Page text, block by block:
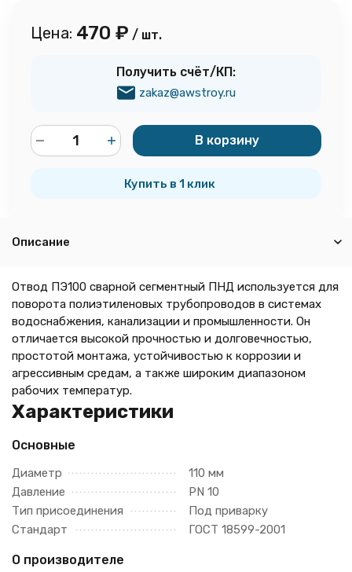
Цена: 470 ₽ / шт.
Получить счёт/КП:
zakaz@awstroy.ru
В корзину
Купить в 1 клик
Описание
Отвод ПЭ100 сварной сегментный ПНД используется для
поворота полиэтиленовых трубопроводов в системах
водоснабжения, канализации и промышленности. Он
отличается высокой прочностью и долговечностью,
простотой монтажа, устойчивостью к коррозии и
агрессивным средам, а также широким диапазоном
рабочих температур.
Характеристики
Основные
Диаметр
110 мм
Давление
PN 10
Тип присоединения
Под приварку
Стандарт
ГОСТ 18599-2001
О производителе